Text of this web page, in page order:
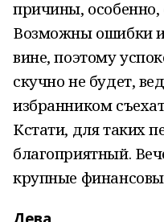
причины, особенно,
Возможны ошибки
вине, поэтому
скучно не будет,
избранником
Кстати, для таких
благоприятный.
крупные